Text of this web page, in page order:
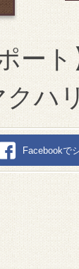
ー
ハ
Facebookで